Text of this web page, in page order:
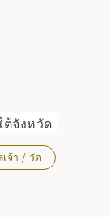
จังหวัด
จ้า / วัด